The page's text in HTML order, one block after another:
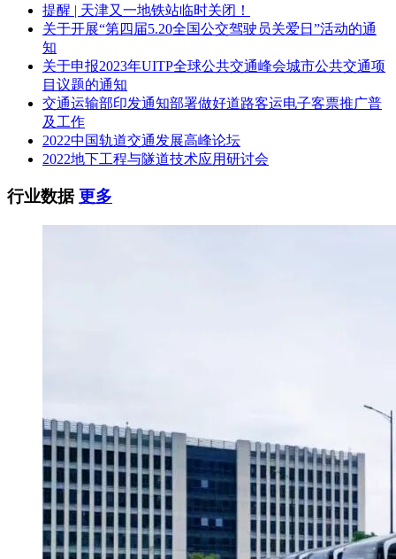
提醒 | 天津又一地铁站临时关闭！
关于开展“第四届5.20全国公交驾驶员关爱日”活动的通
知
关于申报2023年UITP全球公共交通峰会城市公共交通项
目议题的通知
交通运输部印发通知部署做好道路客运电子客票推广普
及工作
2022中国轨道交通发展高峰论坛
2022地下工程与隧道技术应用研讨会
行业数据更多